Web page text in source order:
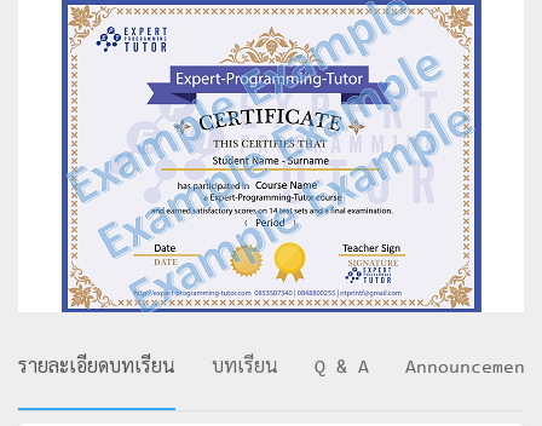
- ชนะเลิศการแข่งขันหุ่นยนต์ระดับประเทศไทย
- ชนะเลิศการแข่งขันหุ่นยนต์ระดับโลก
รายละเอียดบทเรียน บทเรียน Q & A